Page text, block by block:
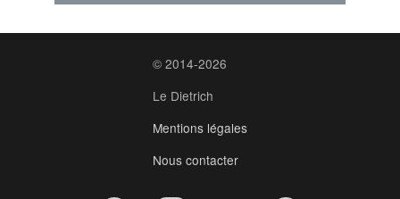
© 2014-2026
Le Dietrich
Mentions légales
Nous contacter